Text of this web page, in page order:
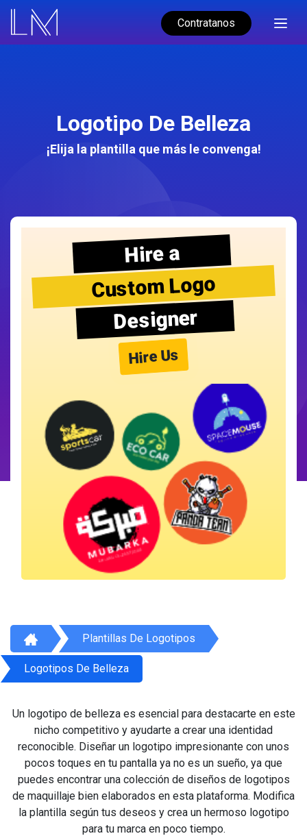
Contratanos
Logotipo De Belleza
¡Elija la plantilla que más le convenga!
Hire a
Custom Logo
Designer
Hire Us
Plantillas De Logotipos
Logotipos De Belleza
Un logotipo de belleza es esencial para destacarte en este
nicho competitivo y ayudarte a crear una identidad
reconocible. Diseñar un logotipo impresionante con unos
pocos toques en tu pantalla ya no es un sueño, ya que
puedes encontrar una colección de diseños de logotipos
de maquillaje bien elaborados en esta plataforma. Modifica
la plantilla según tus deseos y crea un hermoso logotipo
para tu marca en poco tiempo.